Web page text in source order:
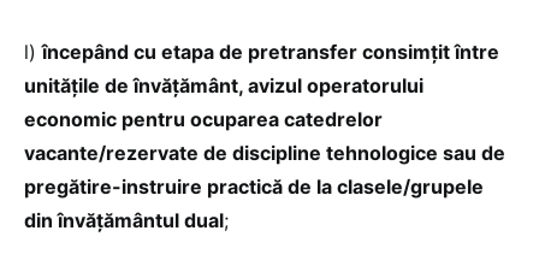
l)începând cu etapa de pretransfer consimţit între
unităţile de învăţământ, avizul operatorului
economic pentru ocuparea catedrelor
vacante/rezervate de discipline tehnologice sau de
pregătire-instruire practică de la clasele/grupele
din învăţământul dual;